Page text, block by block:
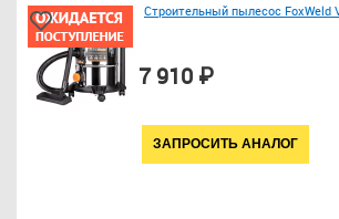
Строительный пылесос FoxWeld
7 910 ₽
ЗАПРОСИТЬ АНАЛОГ